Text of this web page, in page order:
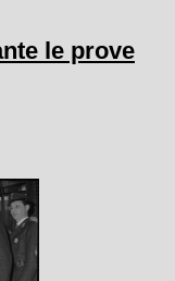
le prove